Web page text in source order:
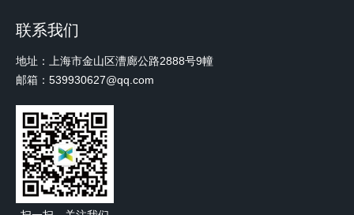
联系我们
地址：上海市金山区漕廊公路2888号9幢
邮箱：539930627@qq.com